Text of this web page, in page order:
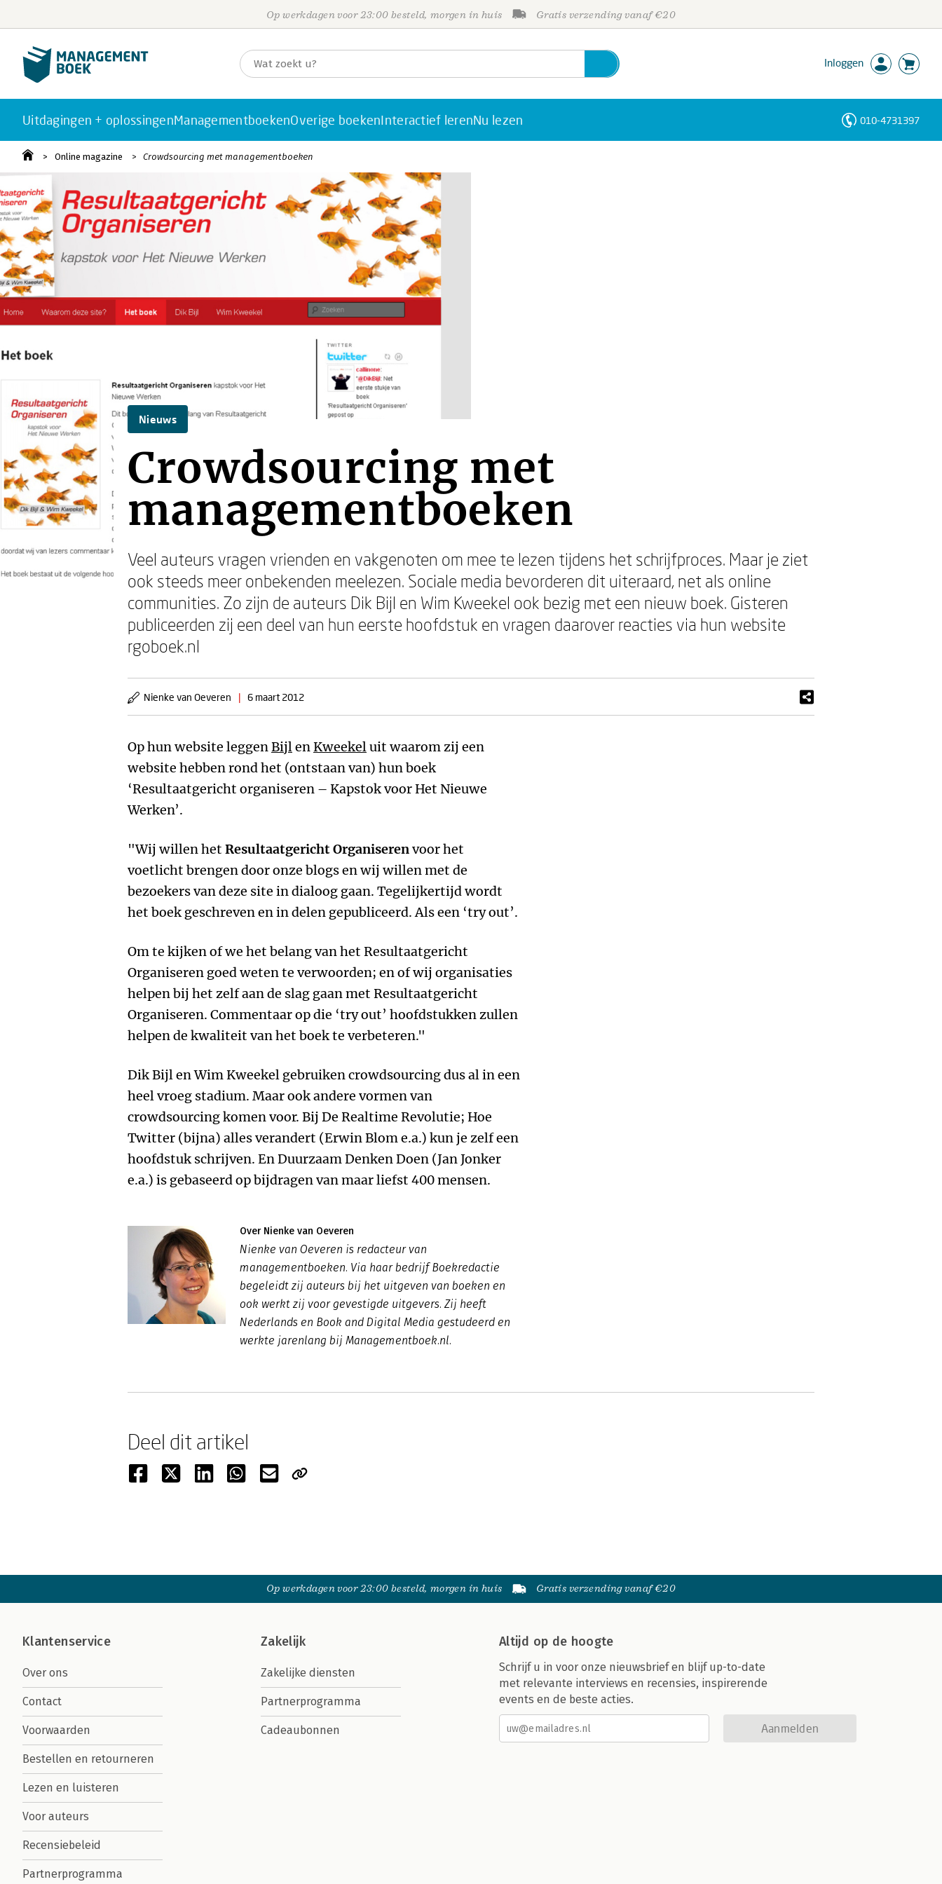
Op werkdagen voor 23:00 besteld, morgen in huis Gratis verzending vanaf €20
Inloggen
Uitdagingen + oplossingenManagementboekenOverige boekenInteractief lerenNu lezen 010-4731397
Online magazine Crowdsourcing met managementboeken
Nieuws
Crowdsourcing met
managementboeken
Veel auteurs vragen vrienden en vakgenoten om mee te lezen tijdens het schrijfproces. Maar je ziet
ook steeds meer onbekenden meelezen. Sociale media bevorderen dit uiteraard, net als online
communities. Zo zijn de auteurs Dik Bijl en Wim Kweekel ook bezig met een nieuw boek. Gisteren
publiceerden zij een deel van hun eerste hoofdstuk en vragen daarover reacties via hun website
rgoboek.nl
Nienke van Oeveren | 6 maart 2012
Op hun website leggenBijlenKweekeluit waarom zij een
website hebben rond het (ontstaan van) hun boek
‘Resultaatgericht organiseren – Kapstok voor Het Nieuwe
Werken’.
"Wij willen het Resultaatgericht Organiserenvoor het
voetlicht brengen door onze blogs en wij willen met de
bezoekers van deze site in dialoog gaan. Tegelijkertijd wordt
het boek geschreven en in delen gepubliceerd. Als een ‘try out’.
Om te kijken of we het belang van het Resultaatgericht
Organiseren goed weten te verwoorden; en of wij organisaties
helpen bij het zelf aan de slag gaan met Resultaatgericht
Organiseren. Commentaar op die ‘try out’ hoofdstukken zullen
helpen de kwaliteit van het boek te verbeteren."
Dik Bijl en Wim Kweekel gebruiken crowdsourcing dus al in een
heel vroeg stadium. Maar ook andere vormen van
crowdsourcing komen voor. Bij De Realtime Revolutie; Hoe
Twitter (bijna) alles verandert (Erwin Blom e.a.) kun je zelf een
hoofdstuk schrijven. En Duurzaam Denken Doen (Jan Jonker
e.a.) is gebaseerd op bijdragen van maar liefst 400 mensen.
Over Nienke van Oeveren
Nienke van Oeveren is redacteur van
managementboeken. Via haar bedrijf Boekredactie
begeleidt zij auteurs bij het uitgeven van boeken en
ook werkt zij voor gevestigde uitgevers. Zij heeft
Nederlands en Book and Digital Media gestudeerd en
werkte jarenlang bij Managementboek.nl.
Deel dit artikel
Op werkdagen voor 23:00 besteld, morgen in huis Gratis verzending vanaf €20
Klantenservice
Over ons
Contact
Voorwaarden
Bestellen en retourneren
Lezen en luisteren
Voor auteurs
Recensiebeleid
Partnerprogramma
Zakelijk
Zakelijke diensten
Partnerprogramma
Cadeaubonnen
Altijd op de hoogte
Schrijf u in voor onze nieuwsbrief en blijf up-to-date
met relevante interviews en recensies, inspirerende
events en de beste acties.
Aanmelden
Personen